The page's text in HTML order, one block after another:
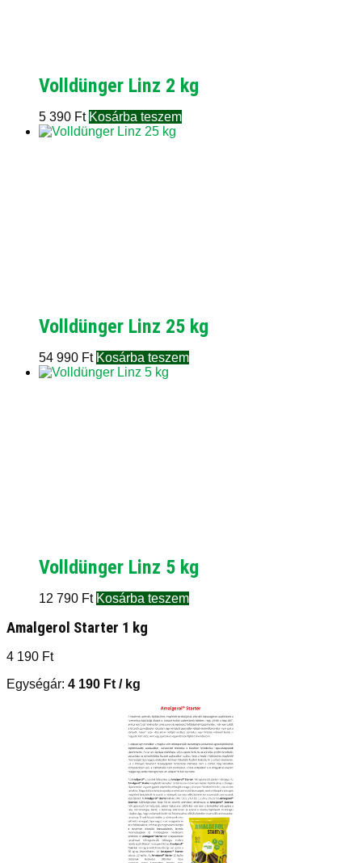
Volldünger Linz 2 kg
5 390 Ft Kosárba teszem
Volldünger Linz 25 kg
54 990 Ft Kosárba teszem
Volldünger Linz 5 kg
12 790 Ft Kosárba teszem
Amalgerol Starter 1 kg
4 190 Ft
Egységár: 4 190 Ft / kg